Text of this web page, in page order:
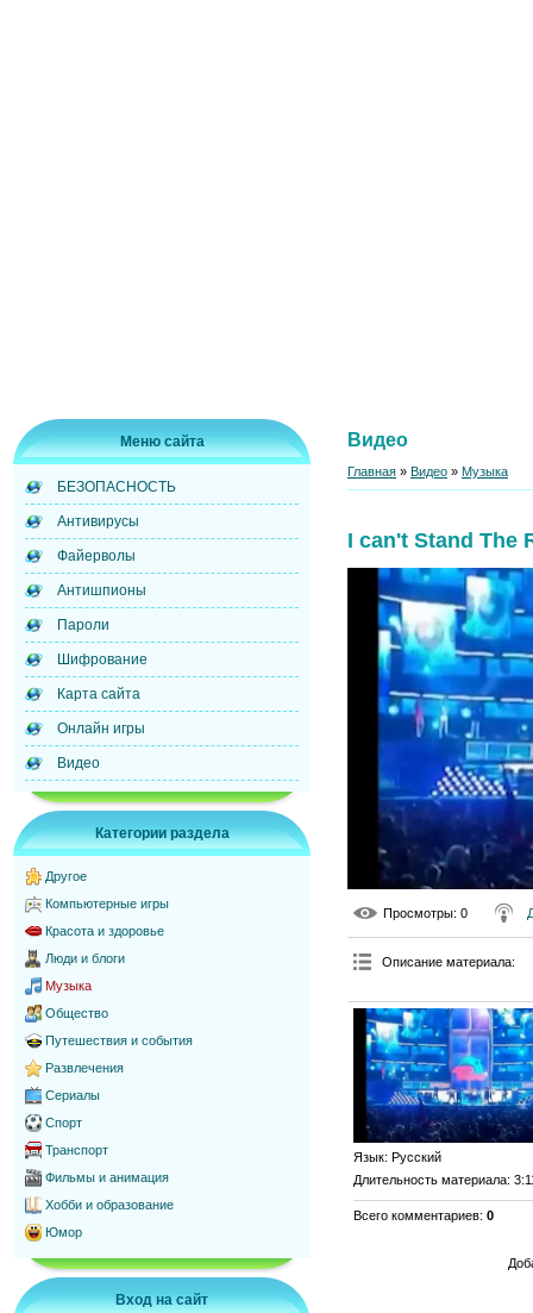
Меню сайта
БЕЗОПАСНОСТЬ
Антивирусы
Файерволы
Антишпионы
Пароли
Шифрование
Карта сайта
Онлайн игры
Видео
Категории раздела
Другое
Компьютерные игры
Красота и здоровье
Люди и блоги
Музыка
Общество
Путешествия и события
Развлечения
Сериалы
Спорт
Транспорт
Фильмы и анимация
Хобби и образование
Юмор
Вход на сайт
Видео
Главная » Видео » Музыка
I can't Stand The
Просмотры: 0
Описание материала:
Язык: Русский
Длительность материала:
Всего комментариев: 0